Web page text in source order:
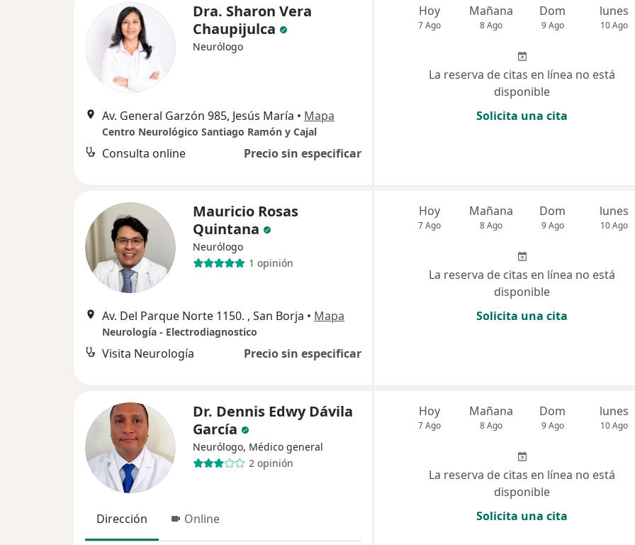
Dra. Sharon Vera
Chaupijulca
Neurólogo
Av. General Garzón 985, Jesús María • Mapa
Centro Neurológico Santiago Ramón y Cajal
Consulta online Precio sin especificar
Hoy
7 Ago
Mañana
8 Ago
Dom
9 Ago
lunes
10 Ago
La reserva de citas en línea no está
disponible
Solicita una cita
Mauricio Rosas
Quintana
Neurólogo
1 opinión
Av. Del Parque Norte 1150. , San Borja • Mapa
Neurología - Electrodiagnostico
Visita Neurología Precio sin especificar
Hoy
7 Ago
Mañana
8 Ago
Dom
9 Ago
lunes
10 Ago
La reserva de citas en línea no está
disponible
Solicita una cita
Dr. Dennis Edwy Dávila
García
Neurólogo, Médico general
2 opinión
Dirección Online
Hoy
7 Ago
Mañana
8 Ago
Dom
9 Ago
lunes
10 Ago
La reserva de citas en línea no está
disponible
Solicita una cita